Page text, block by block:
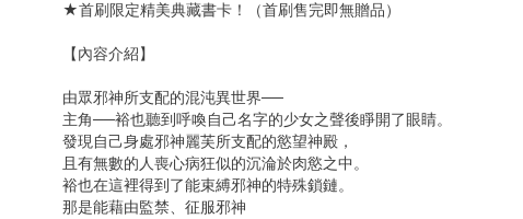
★首刷限定精美典藏書卡！（首刷售完即無贈品）
【內容介紹】
由眾邪神所支配的混沌異世界──
主角──裕也聽到呼喚自己名字的少女之聲後睜開了眼睛。
發現自己身處邪神麗芙所支配的慾望神殿，
且有無數的人喪心病狂似的沉淪於肉慾之中。
裕也在這裡得到了能束縛邪神的特殊鎖鏈。
那是能藉由監禁、征服邪神